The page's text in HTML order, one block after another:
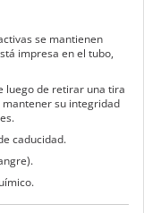
se mantienen
impresa en el tubo,
luego de retirar una tira
mantener su integridad
caducidad.